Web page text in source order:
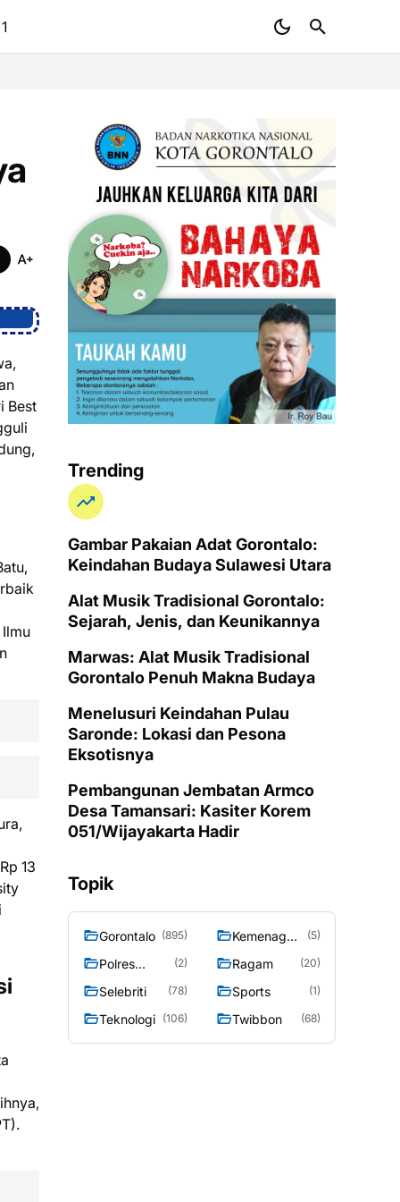
Best
13
Trending
Gambar Pakaian Adat Gorontalo:
Keindahan Budaya Sulawesi Utara
Alat Musik Tradisional Gorontalo:
Sejarah, Jenis, dan Keunikannya
Marwas: Alat Musik Tradisional
Gorontalo Penuh Makna Budaya
Menelusuri Keindahan Pulau
Saronde: Lokasi dan Pesona
Eksotisnya
Pembangunan Jembatan Armco
Desa Tamansari: Kasiter Korem
051/Wijayakarta Hadir
Topik
Gorontalo (895)
Kemenag
(5)
Polres
(2) Ragam (20)
Selebriti (78) Sports (1)
Teknologi (106) Twibbon (68)